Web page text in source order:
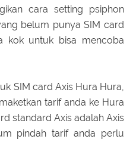
cara setting psiphon
belum punya SIM card
kok untuk bisa mencoba
SIM card Axis Hura Hura,
tarif anda ke Hura
standard Axis adalah Axis
pindah tarif anda perlu